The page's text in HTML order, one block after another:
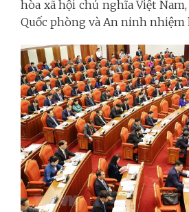
hòa xã hội chủ nghĩa Việt
Quốc phòng và An ninh nhiệm